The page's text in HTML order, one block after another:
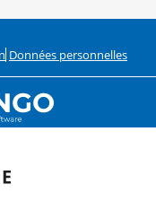
Données personnelles